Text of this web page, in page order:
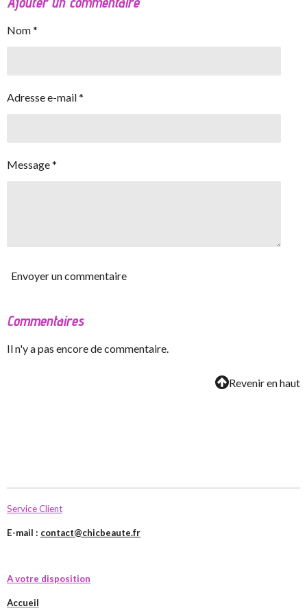
Nom *
Adresse e-mail *
Message *
Envoyer un commentaire
Commentaires
Il n'y a pas encore de commentaire.
Revenir en haut
Service Client
E-mail : contact@chicbeaute.fr
A votre disposition
Accueil